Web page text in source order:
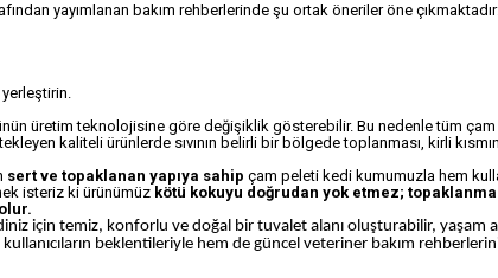
yayımlanan bakım rehberlerinde şu ortak öneriler öne
üretim teknolojisine göre değişiklik gösterebilir. Bu nedenle tüm çam
kaliteli ürünlerde sıvının belirli bir bölgede toplanması, kirli kısmın
sert ve topaklanan yapıya sahip çam peleti kedi kumumuzla hem
isteriz ki ürünümüz kötü kokuyu doğrudan yok etmez;
için temiz, konforlu ve doğal bir tuvalet alanı oluşturabilir, yaşam
beklentileriyle hem de güncel veteriner bakım